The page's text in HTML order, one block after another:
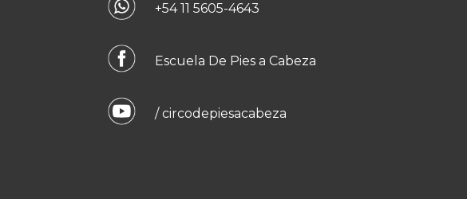
+54 11 5605-4643
Escuela De Pies a Cabeza
/ circodepiesacabeza